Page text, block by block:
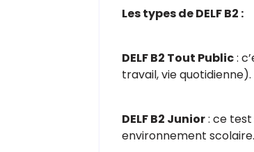
Les types de DELF B2 :
DELF B2 Tout Public:
travail, vie
DELF B2 Junior: ce test
environnement scolaire.